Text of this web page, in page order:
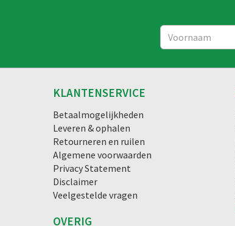
KLANTENSERVICE
Betaalmogelijkheden
Leveren & ophalen
Retourneren en ruilen
Algemene voorwaarden
Privacy Statement
Disclaimer
Veelgestelde vragen
OVERIG